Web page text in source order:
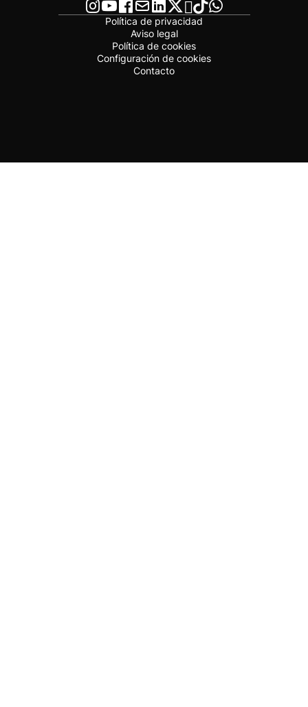
Política de privacidad
Aviso legal
Política de cookies
Configuración de cookies
Contacto